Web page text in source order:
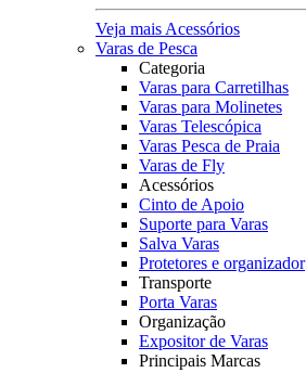
Veja mais Acessórios
Varas de Pesca
Categoria
Varas para Carretilhas
Varas para Molinetes
Varas Telescópica
Varas Pesca de Praia
Varas de Fly
Acessórios
Cinto de Apoio
Suporte para Varas
Salva Varas
Protetores e organizador
Transporte
Porta Varas
Organização
Expositor de Varas
Principais Marcas